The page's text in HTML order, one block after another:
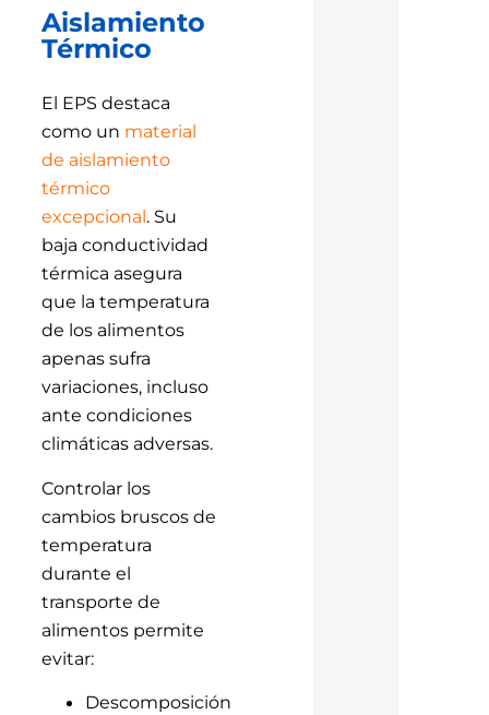
Aislamiento
Térmico
El EPS destaca
como un material
de aislamiento
térmico
excepcional. Su
baja conductividad
térmica asegura
que la temperatura
de los alimentos
apenas sufra
variaciones, incluso
ante condiciones
climáticas adversas.
Controlar los
cambios bruscos de
temperatura
durante el
transporte de
alimentos permite
evitar:
Descomposición